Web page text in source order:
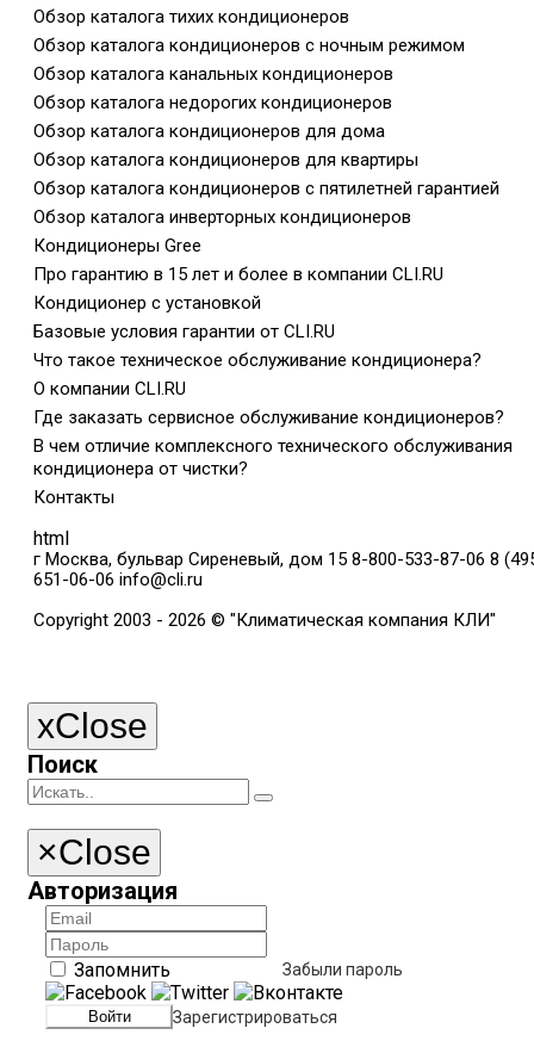
Обзор каталога тихих кондиционеров
Обзор каталога кондиционеров с ночным режимом
Обзор каталога канальных кондиционеров
Обзор каталога недорогих кондиционеров
Обзор каталога кондиционеров для дома
Обзор каталога кондиционеров для квартиры
Обзор каталога кондиционеров с пятилетней гарантией
Обзор каталога инверторных кондиционеров
Кондиционеры Gree
Про гарантию в 15 лет и более в компании CLI.RU
Кондиционер с установкой
Базовые условия гарантии от CLI.RU
Что такое техническое обслуживание кондиционера?
О компании CLI.RU
Где заказать сервисное обслуживание кондиционеров?
В чем отличие комплексного технического обслуживания
кондиционера от чистки?
Контакты
html
г Москва, бульвар Сиреневый, дом 15 8-800-533-87-06 8
651-06-06 info@cli.ru
Copyright 2003 - 2026 © "Климатическая компания КЛИ"
xClose
Поиск
×Close
Авторизация
Запомнить Забыли пароль
Войти Зарегистрироваться